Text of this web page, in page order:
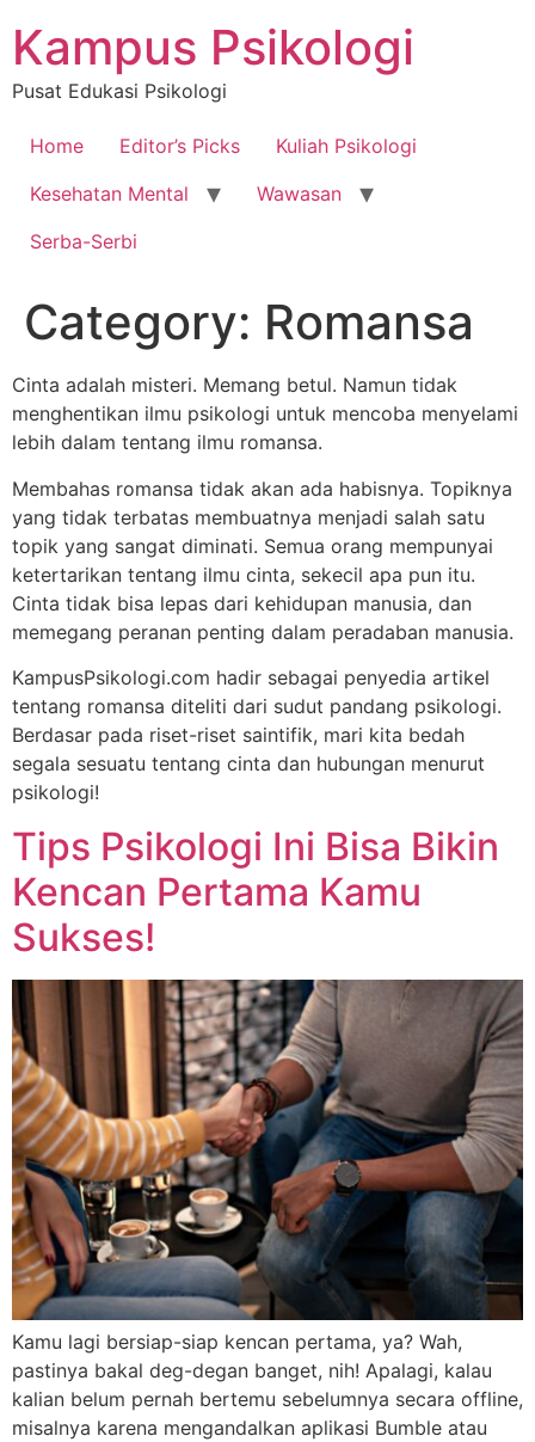
content
Kampus Psikologi
Pusat Edukasi Psikologi
Home Editor’s Picks
Kuliah Psikologi
Kesehatan Mental
Wawasan
Serba-Serbi
Category: Romansa
Cinta adalah misteri. Memang betul. Namun tidak
menghentikan ilmu psikologi untuk mencoba menyelami
lebih dalam tentang ilmu romansa.
Membahas romansa tidak akan ada habisnya. Topiknya
yang tidak terbatas membuatnya menjadi salah satu
topik yang sangat diminati. Semua orang mempunyai
ketertarikan tentang ilmu cinta, sekecil apa pun itu.
Cinta tidak bisa lepas dari kehidupan manusia, dan
memegang peranan penting dalam peradaban manusia.
KampusPsikologi.com hadir sebagai penyedia artikel
tentang romansa diteliti dari sudut pandang psikologi.
Berdasar pada riset-riset saintifik, mari kita bedah
segala sesuatu tentang cinta dan hubungan menurut
psikologi!
Tips Psikologi Ini Bisa Bikin
Kencan Pertama Kamu
Sukses!
Kamu lagi bersiap-siap kencan pertama, ya? Wah,
pastinya bakal deg-degan banget, nih! Apalagi, kalau
kalian belum pernah bertemu sebelumnya secara offline,
misalnya karena mengandalkan aplikasi Bumble atau